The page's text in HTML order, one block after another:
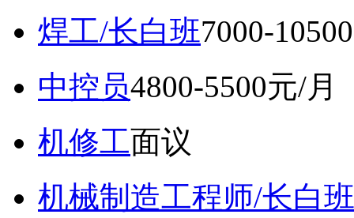
焊工/长白班7000-
中控员4800-5500元/月
机修工面议
机械制造工程师/长白班